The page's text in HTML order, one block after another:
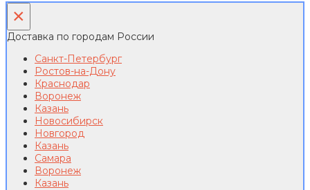
×
Доставка по городам России
Санкт-Петербург
Ростов-на-Дону
Краснодар
Воронеж
Казань
Новосибирск
Новгород
Казань
Самара
Воронеж
Казань